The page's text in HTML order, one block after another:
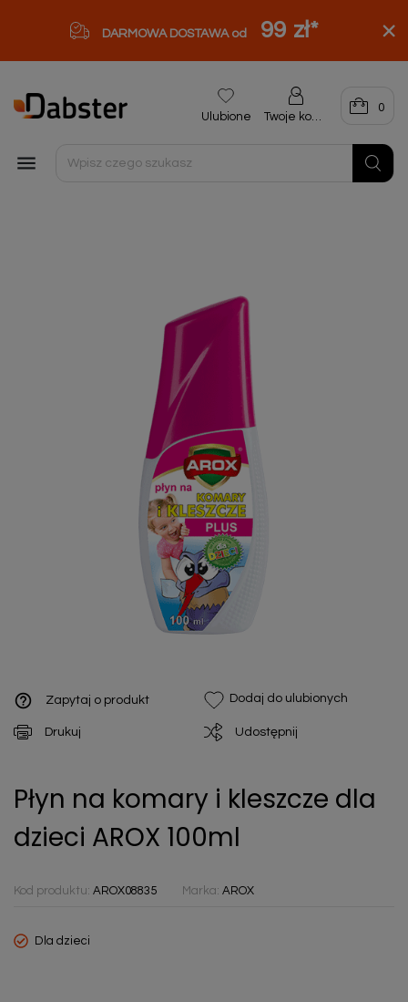
DARMOWA DOSTAWA od 99 zł*

Ulubione Twoje konto
0
help_outline Zapytaj o produkt Dodaj do ulubionych
Drukuj Udostępnij
Płyn na komary i kleszcze dla
dzieci AROX 100ml
Kod produktu: AROX08835 Marka: AROX
Dla dzieci